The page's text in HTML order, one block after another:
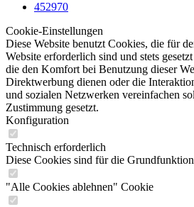
452970
Cookie-Einstellungen
Diese Website benutzt Cookies, die für
Website erforderlich sind und stets
die den Komfort bei Benutzung dieser
Direktwerbung dienen oder die
und sozialen Netzwerken vereinfachen
Zustimmung gesetzt.
Konfiguration
Technisch erforderlich
Diese Cookies sind für die
"Alle Cookies ablehnen" Cookie